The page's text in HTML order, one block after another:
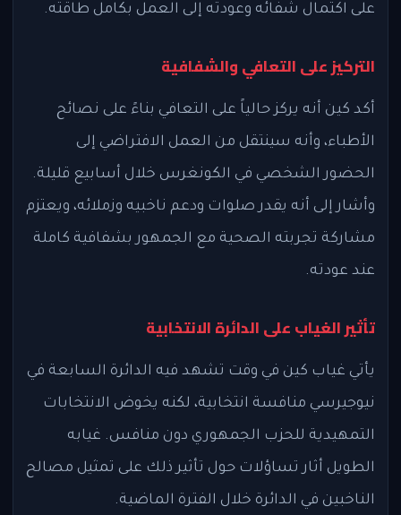
على اكتمال شفائه وعودته إلى العمل بكامل طاقته.
التركيز على التعافي والشفافية
أكد كين أنه يركز حالياً على التعافي بناءً على نصائح
الأطباء، وأنه سينتقل من العمل الافتراضي إلى
الحضور الشخصي في الكونغرس خلال أسابيع قليلة.
وأشار إلى أنه يقدر صلوات ودعم ناخبيه وزملائه، ويعتزم
مشاركة تجربته الصحية مع الجمهور بشفافية كاملة
عند عودته.
تأثير الغياب على الدائرة الانتخابية
يأتي غياب كين في وقت تشهد فيه الدائرة السابعة في
نيوجيرسي منافسة انتخابية، لكنه يخوض الانتخابات
التمهيدية للحزب الجمهوري دون منافس. غيابه
الطويل أثار تساؤلات حول تأثير ذلك على تمثيل مصالح
الناخبين في الدائرة خلال الفترة الماضية.